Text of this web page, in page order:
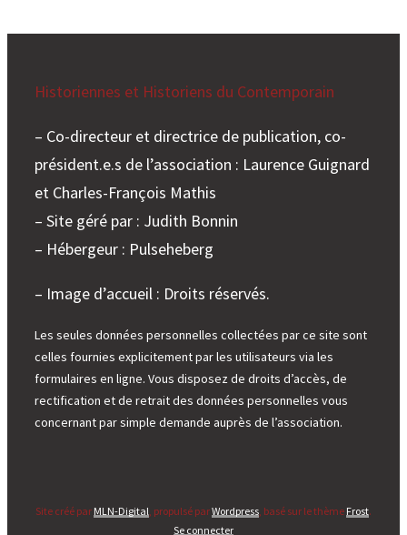
Historiennes et Historiens du Contemporain
– Co-directeur et directrice de publication, co-
président.e.s de l’association : Laurence Guignard
et Charles-François Mathis
– Site géré par : Judith Bonnin
– Hébergeur : Pulseheberg
– Image d’accueil : Droits réservés.
Les seules données personnelles collectées par ce site sont
celles fournies explicitement par les utilisateurs via les
formulaires en ligne. Vous disposez de droits d’accès, de
rectification et de retrait des données personnelles vous
concernant par simple demande auprès de l’association.
Site créé par MLN-Digital , propulsé parWordpress , basé sur le thème Frost.
Se connecter